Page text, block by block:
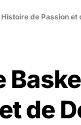
de Passion et
de